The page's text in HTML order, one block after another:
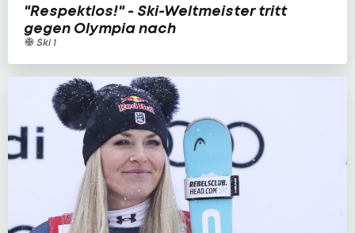
"Respektlos!" - Ski-Weltmeister tritt
gegen Olympia nach
Ski 1